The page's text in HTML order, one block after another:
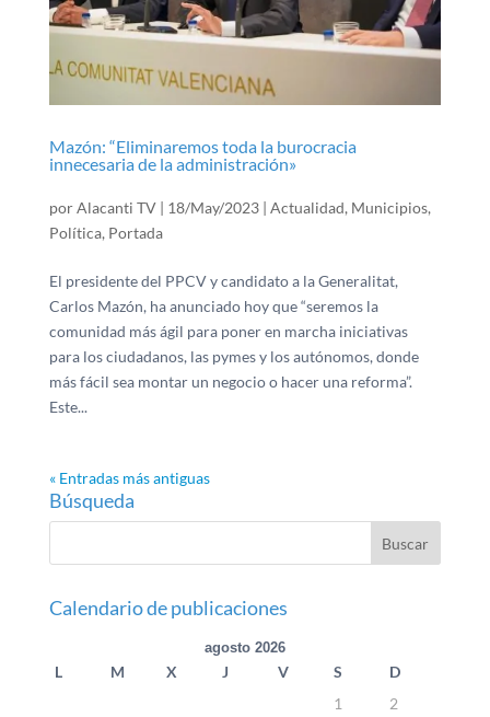
Mazón: “Eliminaremos toda la burocracia
innecesaria de la administración»
porAlacanti TV| 18/May/2023| Actualidad, Municipios,
Política, Portada
El presidente del PPCV y candidato a la Generalitat,
Carlos Mazón, ha anunciado hoy que “seremos la
comunidad más ágil para poner en marcha iniciativas
para los ciudadanos, las pymes y los autónomos, donde
más fácil sea montar un negocio o hacer una reforma”.
Este...
« Entradas más antiguas
Búsqueda
Calendario de publicaciones
agosto 2026
L M X J V S
D
1
2